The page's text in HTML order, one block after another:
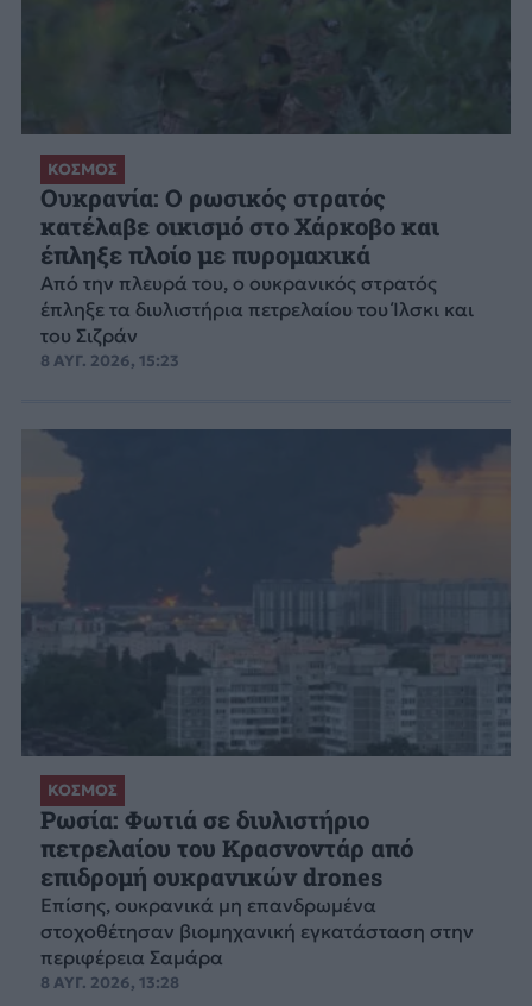
ΚΟΣΜΟΣ
Ουκρανία: Ο ρωσικός στρατός
κατέλαβε οικισμό στο Χάρκοβο και
έπληξε πλοίο με πυρομαχικά
Από την πλευρά του, ο ουκρανικός στρατός
έπληξε τα διυλιστήρια πετρελαίου του Ίλσκι και
του Σιζράν
8 ΑΥΓ. 2026, 15:23
ΚΟΣΜΟΣ
Ρωσία: Φωτιά σε διυλιστήριο
πετρελαίου του Κρασνοντάρ από
επιδρομή ουκρανικών drones
Επίσης, ουκρανικά μη επανδρωμένα
στοχοθέτησαν βιομηχανική εγκατάσταση στην
περιφέρεια Σαμάρα
8 ΑΥΓ. 2026, 13:28